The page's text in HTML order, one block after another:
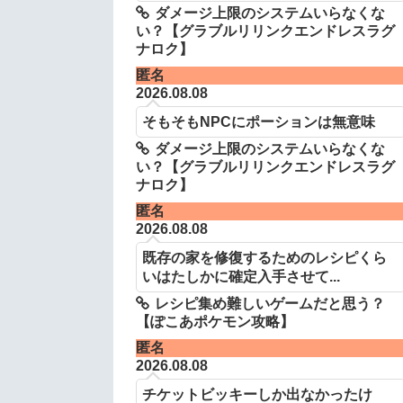
ダメージ上限のシステムいらなくな
い？【グラブルリリンクエンドレスラグ
ナロク】
匿名
2026.08.08
そもそもNPCにポーションは無意味
ダメージ上限のシステムいらなくな
い？【グラブルリリンクエンドレスラグ
ナロク】
匿名
2026.08.08
既存の家を修復するためのレシピくら
いはたしかに確定入手させて...
レシピ集め難しいゲームだと思う？
【ぽこあポケモン攻略】
匿名
2026.08.08
チケットビッキーしか出なかったけ